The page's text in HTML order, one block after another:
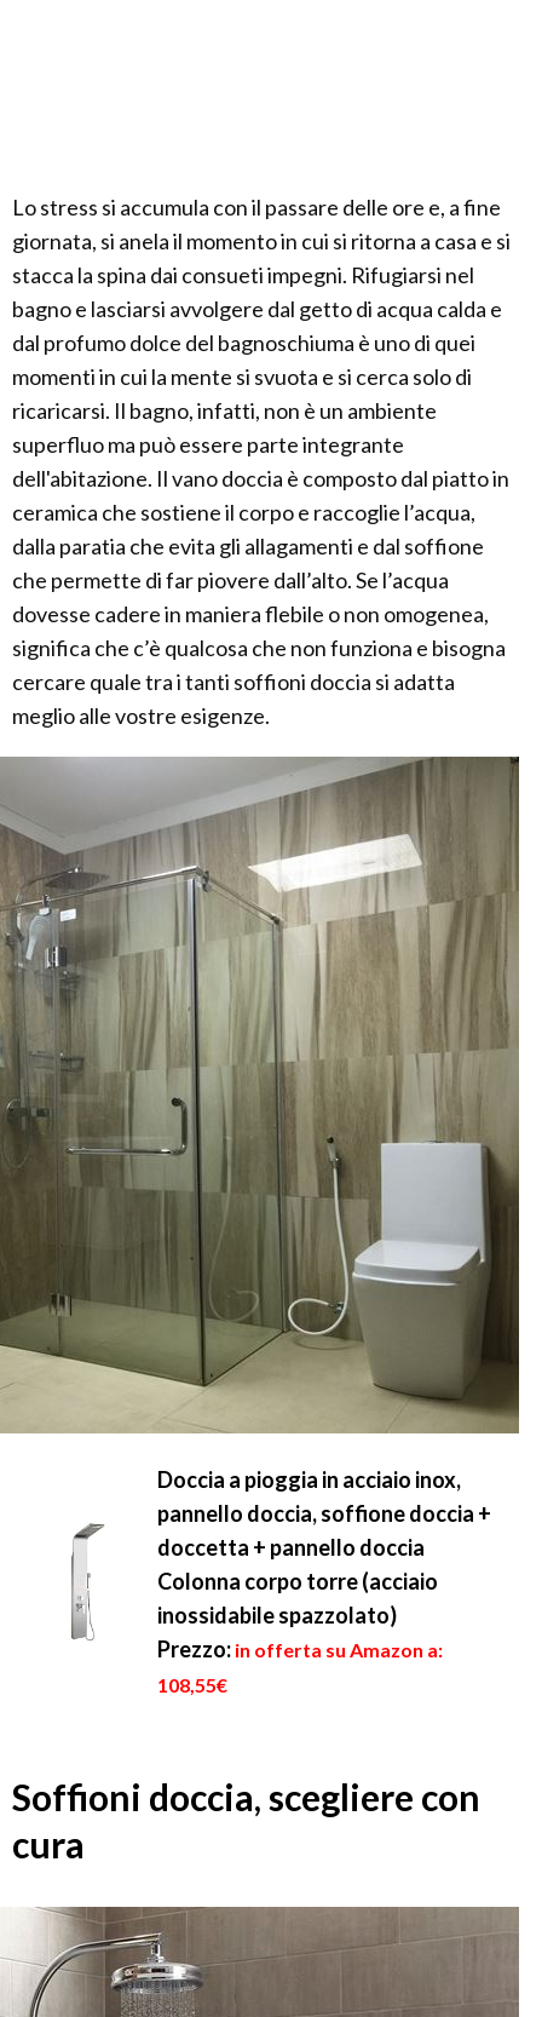
Lo stress si accumula con il passare delle ore e, a fine
giornata, si anela il momento in cui si ritorna a casa e si
stacca la spina dai consueti impegni. Rifugiarsi nel
bagno e lasciarsi avvolgere dal getto di acqua calda e
dal profumo dolce del bagnoschiuma è uno di quei
momenti in cui la mente si svuota e si cerca solo di
ricaricarsi. Il bagno, infatti, non è un ambiente
superfluo ma può essere parte integrante
dell'abitazione. Il vano doccia è composto dal piatto in
ceramica che sostiene il corpo e raccoglie l’acqua,
dalla paratia che evita gli allagamenti e dal soffione
che permette di far piovere dall’alto. Se l’acqua
dovesse cadere in maniera flebile o non omogenea,
significa che c’è qualcosa che non funziona e bisogna
cercare quale tra i tanti soffioni doccia si adatta
meglio alle vostre esigenze.
Doccia a pioggia in acciaio inox,
pannello doccia, soffione doccia +
doccetta + pannello doccia
Colonna corpo torre (acciaio
inossidabile spazzolato)
Prezzo: in offerta su Amazon a:
108,55€
Soffioni doccia, scegliere con
cura